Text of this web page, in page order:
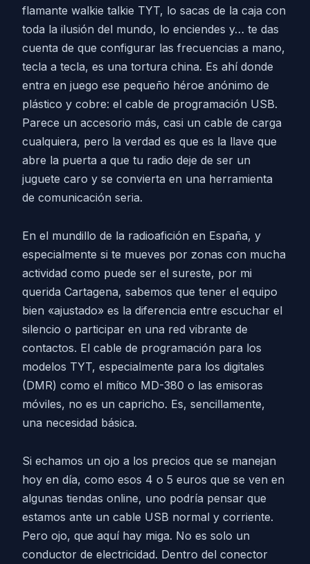
flamante walkie talkie TYT, lo sacas de la caja con
toda la ilusión del mundo, lo enciendes y… te das
cuenta de que configurar las frecuencias a mano,
tecla a tecla, es una tortura china. Es ahí donde
entra en juego ese pequeño héroe anónimo de
plástico y cobre: el cable de programación USB.
Parece un accesorio más, casi un cable de carga
cualquiera, pero la verdad es que es la llave que
abre la puerta a que tu radio deje de ser un
juguete caro y se convierta en una herramienta
de comunicación seria.
En el mundillo de la radioafición en España, y
especialmente si te mueves por zonas con mucha
actividad como puede ser el sureste, por mi
querida Cartagena, sabemos que tener el equipo
bien «ajustado» es la diferencia entre escuchar el
silencio o participar en una red vibrante de
contactos. El cable de programación para los
modelos TYT, especialmente para los digitales
(DMR) como el mítico MD-380 o las emisoras
móviles, no es un capricho. Es, sencillamente,
una necesidad básica.
Si echamos un ojo a los precios que se manejan
hoy en día, como esos 4 o 5 euros que se ven en
algunas tiendas online, uno podría pensar que
estamos ante un cable USB normal y corriente.
Pero ojo, que aquí hay miga. No es solo un
conductor de electricidad. Dentro del conector